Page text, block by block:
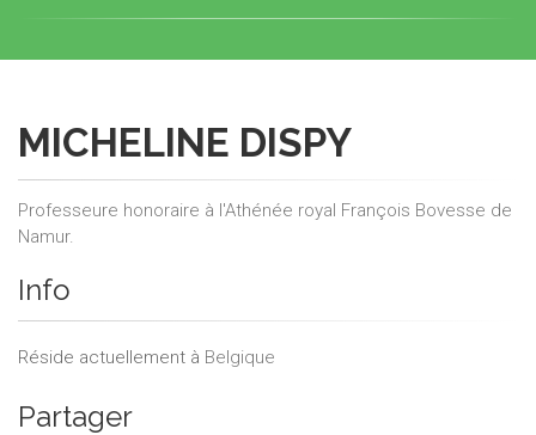
MICHELINE DISPY
Professeure honoraire à l'Athénée royal François Bovesse de
Namur.
Info
Réside actuellement à Belgique
Partager